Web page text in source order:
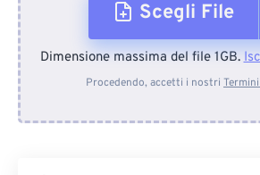
Scegli File
Dal dispositivo
Dimensione massima del file 1GB.
Procedendo, accetti i nostri